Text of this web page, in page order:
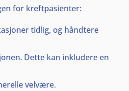
for kreftpasienter:
tidlig, og håndtere
Dette kan inkludere en
velvære.